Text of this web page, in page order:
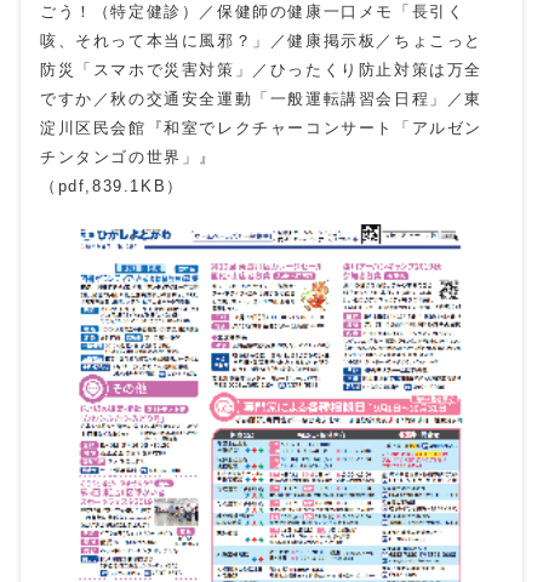
ごう！（特定健診）／保健師の健康一口メモ「長引く
咳、それって本当に風邪？」／健康掲示板／ちょこっと
防災「スマホで災害対策」／ひったくり防止対策は万全
ですか／秋の交通安全運動「一般運転講習会日程」／東
淀川区民会館『和室でレクチャーコンサート「アルゼン
チンタンゴの世界」』
（pdf,839.1KB）